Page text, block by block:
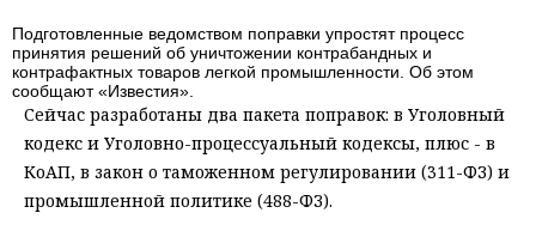
Подготовленные ведомством поправки упростят процесс
принятия решений об уничтожении контрабандных и
контрафактных товаров легкой промышленности. Об этом
сообщают «Известия».
Сейчас разработаны два пакета поправок: в Уголовный
кодекс и Уголовно-процессуальный кодексы, плюс - в
КоАП, в закон о таможенном регулировании (311-ФЗ) и
промышленной политике (488-ФЗ).